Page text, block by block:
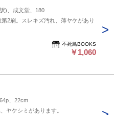
)、成文堂、180
2刷。スレキズ汚れ、薄ヤケがあり
不死鳥BOOKS
￥1,060
、22cm
ヤケシミがあります。